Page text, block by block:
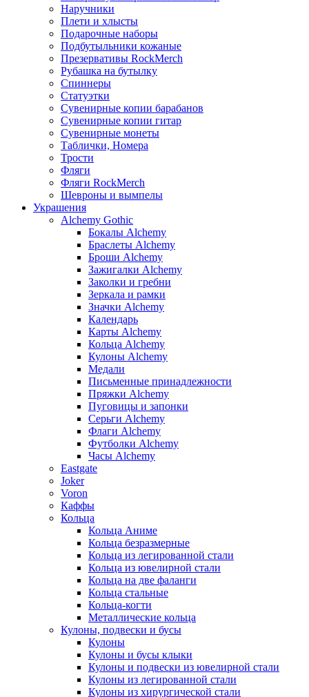
Наручники
Плети и хлысты
Подарочные наборы
Подбутыльники кожаные
Презервативы RockMerch
Рубашка на бутылку
Спиннеры
Статуэтки
Сувенирные копии барабанов
Сувенирные копии гитар
Сувенирные монеты
Таблички, Номера
Трости
Фляги
Фляги RockMerch
Шевроны и вымпелы
Украшения
Alchemy Gothic
Бокалы Alchemy
Браслеты Alchemy
Броши Alchemy
Зажигалки Alchemy
Заколки и гребни
Зеркала и рамки
Значки Alchemy
Календарь
Карты Alchemy
Кольца Alchemy
Кулоны Alchemy
Медали
Письменные принадлежности
Пряжки Alchemy
Пуговицы и запонки
Серьги Alchemy
Флаги Alchemy
Футболки Alchemy
Часы Alchemy
Eastgate
Joker
Voron
Каффы
Кольца
Кольца Аниме
Кольца безразмерные
Кольца из легированной стали
Кольца из ювелирной стали
Кольца на две фаланги
Кольца стальные
Кольца-когти
Металлические кольца
Кулоны, подвески и бусы
Кулоны
Кулоны и бусы клыки
Кулоны и подвески из ювелирной стали
Кулоны из легированной стали
Кулоны из хирургической стали